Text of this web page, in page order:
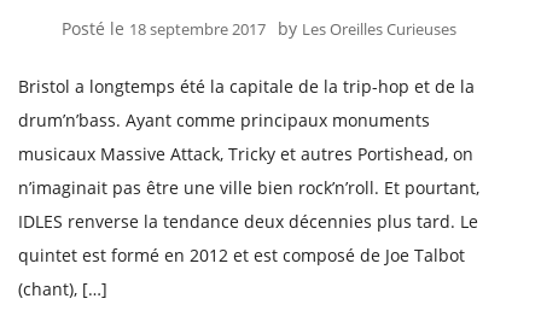
Posté le 18 septembre 2017 by Les Oreilles Curieuses
Bristol a longtemps été la capitale de la trip-hop et de la
drum’n’bass. Ayant comme principaux monuments
musicaux Massive Attack, Tricky et autres Portishead, on
n’imaginait pas être une ville bien rock’n’roll. Et pourtant,
IDLES renverse la tendance deux décennies plus tard. Le
quintet est formé en 2012 et est composé de Joe Talbot
(chant), […]